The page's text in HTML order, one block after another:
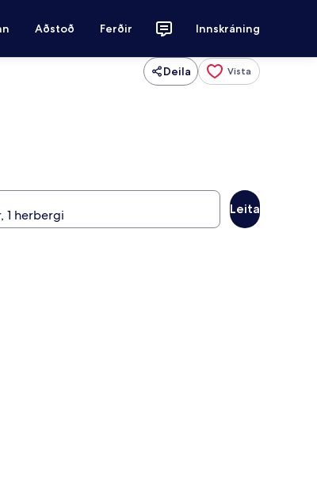
Aðstoð Ferðir Innskráning
Deila Vista
Leita